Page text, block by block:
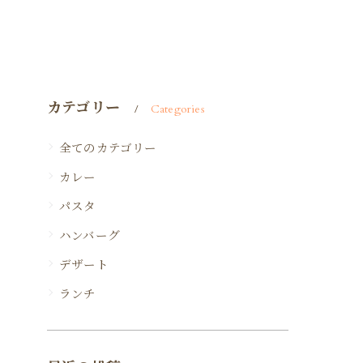
カテゴリー Categories
全てのカテゴリー
カレー
パスタ
ハンバーグ
デザート
ランチ